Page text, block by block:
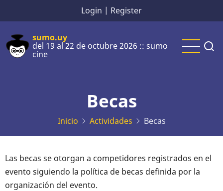
al
contenido
principal
Login | Register
sumo.uy
del 19 al 22 de octubre 2026 :: sumo
cine
Becas
Inicio Actividades Becas
Las becas se otorgan a competidores registrados en el
evento siguiendo la política de becas definida por la
organización del evento.